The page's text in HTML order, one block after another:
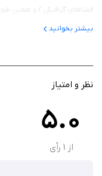
فضاهای گرافیکی ) و همین
بیشتر بخوانید
نظر و امتیاز
5.0
از 1 رأی